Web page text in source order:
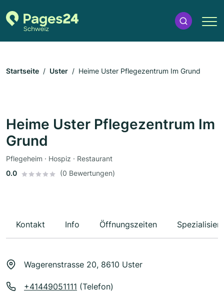
Startseite Uster Heime Uster Pflegezentrum Im Grund
Heime Uster Pflegezentrum Im
Grund
Pflegeheim · Hospiz · Restaurant
0.0
(0 Bewertungen)
Kontakt Info Öffnungszeiten
Wagerenstrasse 20, 8610 Uster
+41449051111 (Telefon)